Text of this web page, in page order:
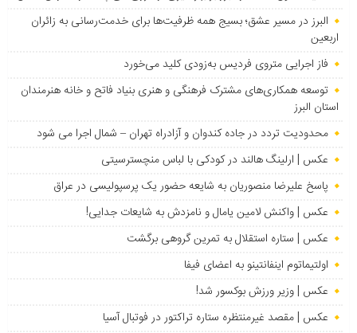
البرز در مسیر عشق؛ بسیج همه ظرفیت‌ها برای خدمت‌رسانی به زائران
اربعین
فاز اجرایی متروی فردیس به‌زودی کلید می‌خورد
توسعه همکاری‌های مشترک فرهنگی و هنری بنیاد فاتح و خانه هنرمندان
استان البرز
محدودیت تردد در جاده کندوان و آزادراه تهران – شمال اجرا می شود
عکس | ارلینگ هالند در کودکی با لباس منچسترسیتی
پاسخ علیرضا منصوریان به شایعه حضور یک پرسپولیسی در عراق
عکس | واکنش لامین یامال و نامزدش به شایعات جدایی!
عکس | ستاره استقلال به تمرین گروهی برگشت
اولتیماتوم اینفانتینو به اعضای فیفا
عکس | وزیر ورزش بوکسور شد!
عکس | مقصد غیرمنتظره ستاره تراکتور در فوتبال آسیا